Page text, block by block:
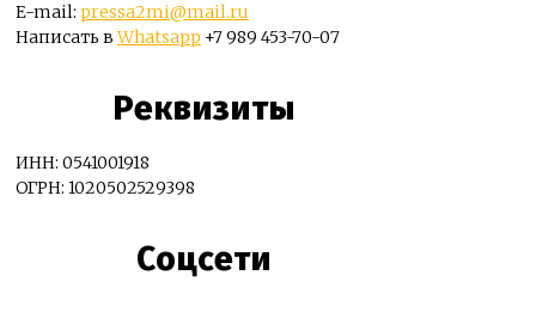
E-mail: pressa2mi@mail.ru
Написать вWhatsapp +7 989 453-70-07
Реквизиты
ИНН: 0541001918
ОГРН: 1020502529398
Соцсети